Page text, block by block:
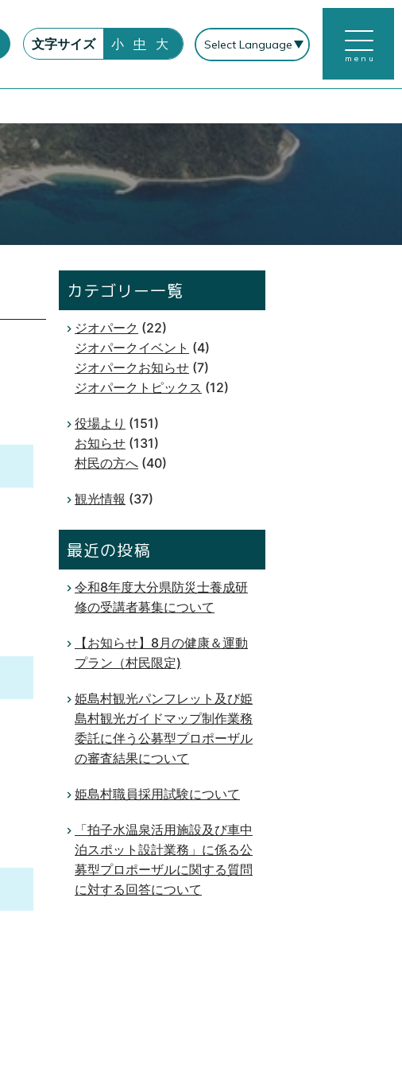
文字サイズ 小 中 大
menu
カテゴリー一覧
ジオパーク (22)
ジオパークイベント (4)
ジオパークお知らせ (7)
ジオパークトピックス (12)
役場より (151)
お知らせ (131)
村民の方へ (40)
観光情報 (37)
最近の投稿
令和8年度大分県防災士養成研
修の受講者募集について
【お知らせ】8月の健康＆運動
プラン（村民限定)
姫島村観光パンフレット及び姫
島村観光ガイドマップ制作業務
委託に伴う公募型プロポーザル
の審査結果について
姫島村職員採用試験について
「拍子水温泉活用施設及び車中
泊スポット設計業務」に係る公
募型プロポーザルに関する質問
に対する回答について